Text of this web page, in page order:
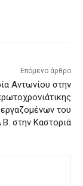
Επόμενο άρθρο
Αντωνίου στην
του
στην Καστοριά